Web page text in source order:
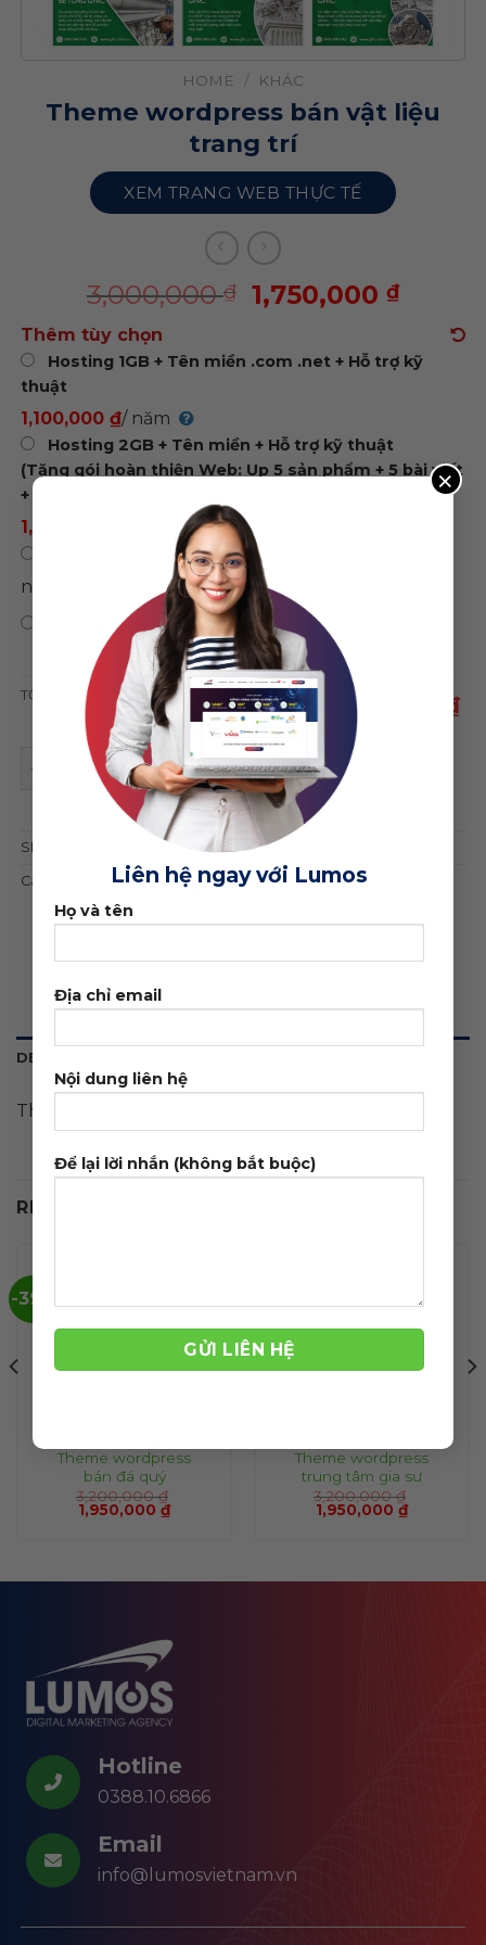
Liên hệ ngay với Lumos
Họ và tên
Địa chỉ email
Nội dung liên hệ
Để lại lời nhắn (không bắt buộc)
×
HOME / KHÁC
Theme wordpress bán vật liệu
trang trí
XEM TRANG WEB THỰC TẾ
3,000,000₫ 1,750,000₫
Thêm tùy chọn
Hosting 1GB + Tên miền .com .net + Hỗ trợ kỹ
thuật
1,100,000 ₫/ năm
Hosting 2GB + Tên miền + Hỗ trợ kỹ thuật
(Tặng gói hoàn thiện Web: Up 5 sản phẩm + 5 bài viết
+ đổi màu sắc)
1,500,000 ₫
Chỉ mua theme, không sử dụng hosting
năm
Bảo hành trọn đời web 0 ₫
TỔNG CỘNG 1,750,000 ₫
Theme wordpress bán vật liệu trang trí quantity
ĐẶT MUA GIAO DIỆN
SKU:
Category: Khác
DESCRIPTION
Theme wordpress bán vật liệu trang trí
RELATED PRODUCTS
-39%
Theme wordpress
bán đá quý
3,200,000₫
1,950,000 ₫
Theme wordpress
trung tâm gia sư
3,200,000₫
1,950,000 ₫
Hotline
0388.10.6866
Email
info@lumosvietnam.vn